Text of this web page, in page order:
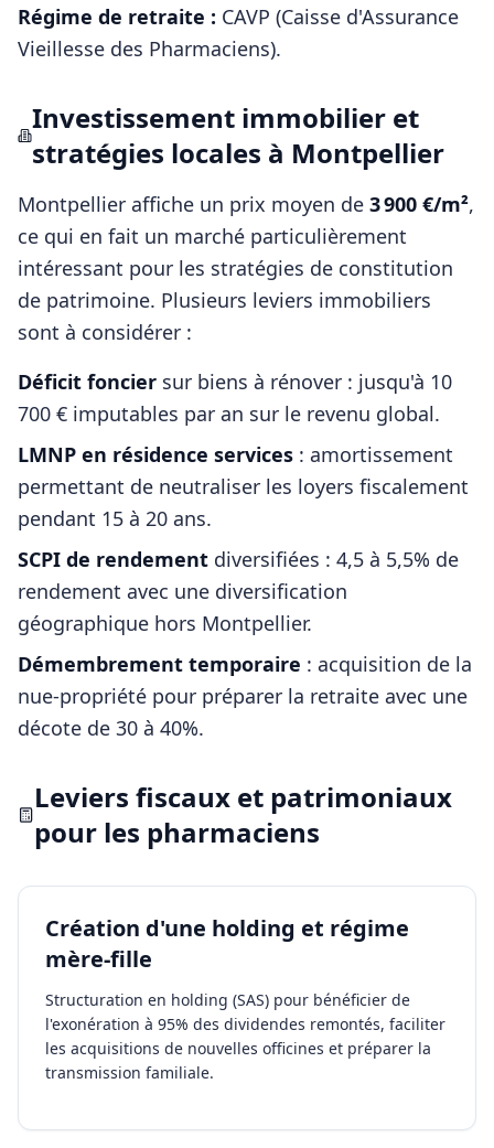
Régime de retraite : CAVP (Caisse d'Assurance
Vieillesse des Pharmaciens).
Investissement immobilier et
stratégies locales à Montpellier
Montpellier affiche un prix moyen de 3 900 €/m²,
ce qui en fait un marché particulièrement
intéressant pour les stratégies de constitution
de patrimoine. Plusieurs leviers immobiliers
sont à considérer :
Déficit foncier sur biens à rénover : jusqu'à 10
700 € imputables par an sur le revenu global.
LMNP en résidence services : amortissement
permettant de neutraliser les loyers fiscalement
pendant 15 à 20 ans.
SCPI de rendement diversifiées : 4,5 à 5,5% de
rendement avec une diversification
géographique hors Montpellier.
Démembrement temporaire : acquisition de la
nue-propriété pour préparer la retraite avec une
décote de 30 à 40%.
Leviers fiscaux et patrimoniaux
pour les pharmaciens
Création d'une holding et régime
mère-fille
Structuration en holding (SAS) pour bénéficier de
l'exonération à 95% des dividendes remontés, faciliter
les acquisitions de nouvelles officines et préparer la
transmission familiale.